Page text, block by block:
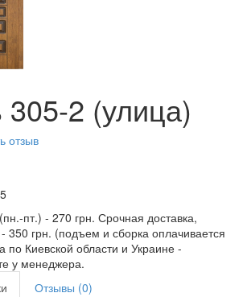
2 (улица)
отзыв
пт.) - 270 грн. Срочная доставка,
- 350 грн. (подъем и сборка оплачивается
по Киевской области и Украине -
у менеджера.
Отзывы (0)